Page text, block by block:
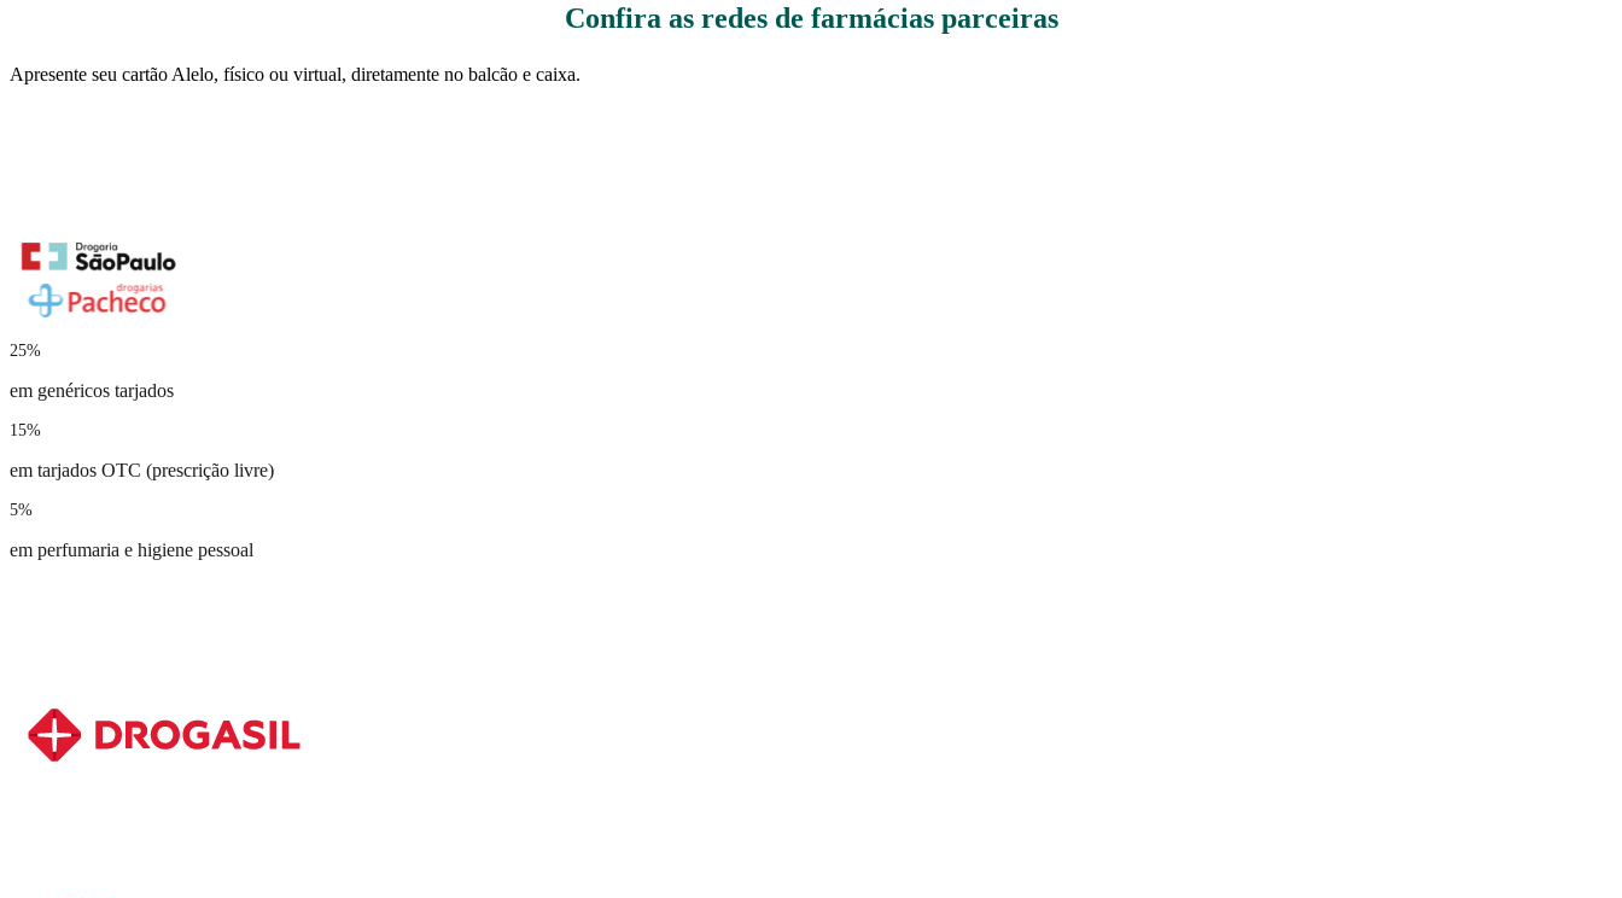
Confira as redes de farmácias parceiras
Apresente seu cartão Alelo, físico ou virtual, diretamente no balcão e caixa.
25%
em genéricos tarjados
15%
em tarjados OTC (prescrição livre)
5%
em perfumaria e higiene pessoal